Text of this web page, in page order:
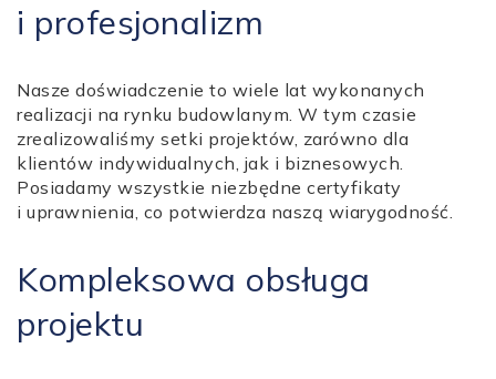
i profesjonalizm
Nasze doświadczenie to wiele lat wykonanych
realizacji na rynku budowlanym. W tym czasie
zrealizowaliśmy setki projektów, zarówno dla
klientów indywidualnych, jak i biznesowych.
Posiadamy wszystkie niezbędne certyfikaty
i uprawnienia, co potwierdza naszą wiarygodność.
Kompleksowa obsługa
projektu